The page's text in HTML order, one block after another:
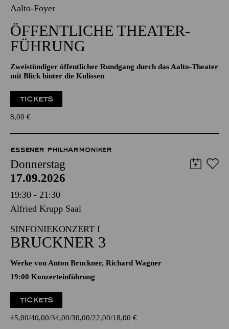
Aalto-Foyer
ÖFFENTLICHE THEATER­
FÜHRUNG
Zweistündiger öffentlicher Rundgang durch das Aalto-Theater
mit Blick hinter die Kulissen
TICKETS
8,00 €
ESSENER PHILHARMONIKER
Donnerstag
17.09.2026
19:30 - 21:30
Alfried Krupp Saal
SINFONIEKONZERT I
BRUCKNER 3
Werke von Anton Bruckner, Richard Wagner
19:00 Konzerteinführung
TICKETS
45,00 40,00 34,00 30,00 22,00 18,00 €